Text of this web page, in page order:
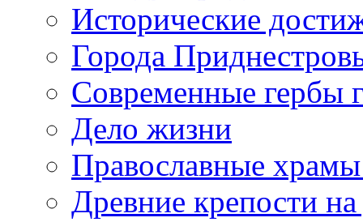
Исторические
Города
Современные гербы
Дело жизни
Православные
Древние крепости